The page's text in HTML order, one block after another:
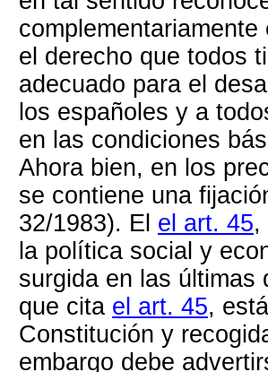
el derecho que todos
adecuado para el
los españoles y a
en las condiciones
Ahora bien, en los
se contiene una
32/1983). El el art. 45,
la política social y
surgida en las últimas
que cita el art. 45,
Constitución y
embargo debe